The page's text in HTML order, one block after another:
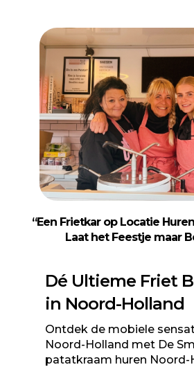
“Een Frietkar op Locatie
Laat het Feestje maar
Dé Ultieme Friet
in Noord-Holland
Ontdek de mobiele
Noord-Holland met De
patatkraam huren Noord-